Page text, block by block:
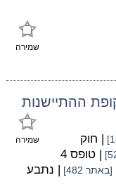
שמירה
שמירה
| חוק
| טופס 4
[באתר 482] | נתבע